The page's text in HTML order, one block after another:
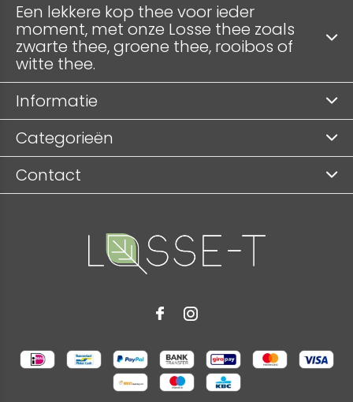
Een lekkere kop thee voor ieder
moment, met onze Losse thee zoals
zwarte thee, groene thee, rooibos of
witte thee.
Informatie
Categorieën
Contact